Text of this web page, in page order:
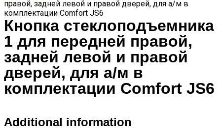
правой, задней левой и правой дверей, для а/м в
комплектации Comfort JS6
Кнопка стеклоподъемника
1 для передней правой,
задней левой и правой
дверей, для а/м в
комплектации Comfort JS6
Additional information